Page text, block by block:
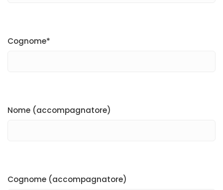
Cognome*
Nome (accompagnatore)
Cognome (accompagnatore)